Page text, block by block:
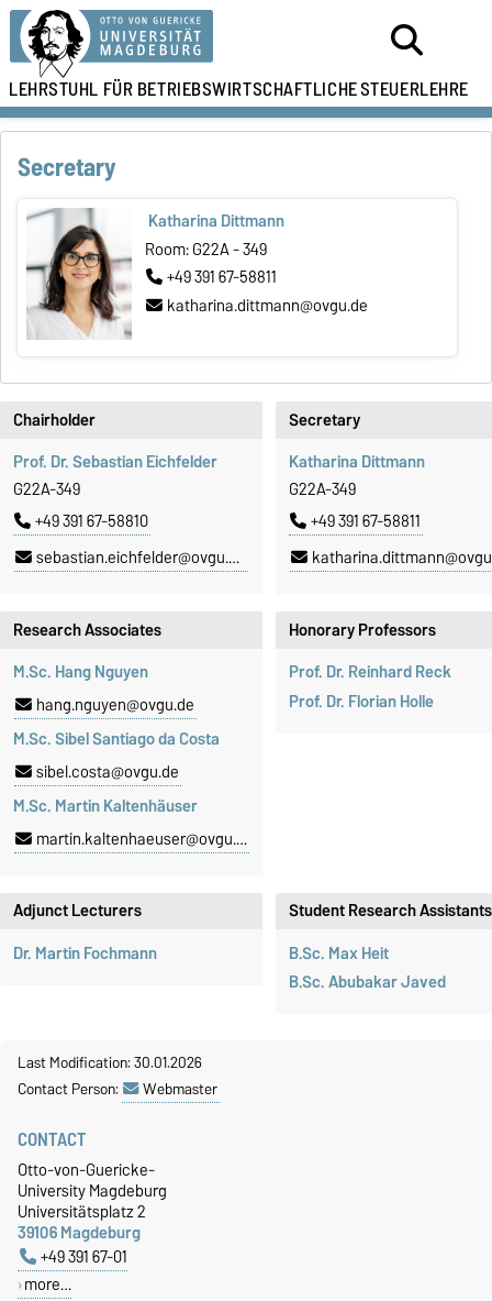
LEHRSTUHL FÜRBETRIEBSWIRTSCHAFTLICHESTEUERLEHRE
Secretary
Katharina Dittmann
Room: G22A - 349
+49 391 67-58811
katharina.dittmann@ovgu.de
Chairholder
Prof. Dr. Sebastian Eichfelder
G22A-349
+49 391 67-58810
sebastian.eichfelder@ovgu.de
Secretary
Katharina Dittmann
G22A-349
+49 391 67-58811
Research Associates
M.Sc. Hang Nguyen
hang.nguyen@ovgu.de
M.Sc. Sibel Santiago da Costa
sibel.costa@ovgu.de
M.Sc. Martin Kaltenhäuser
martin.kaltenhaeuser@ovgu.de
Honorary Professors
Prof. Dr. Reinhard Reck
Prof. Dr. Florian Holle
Adjunct Lecturers
Dr. Martin Fochmann
Student Research Assistants
B.Sc. Max Heit
B.Sc. Abubakar Javed
Last Modification: 30.01.2026
Contact Person:
Webmaster
CONTACT
Otto-von-Guericke-
University Magdeburg
Universitätsplatz 2
39106 Magdeburg
+49 391 67-01
more…